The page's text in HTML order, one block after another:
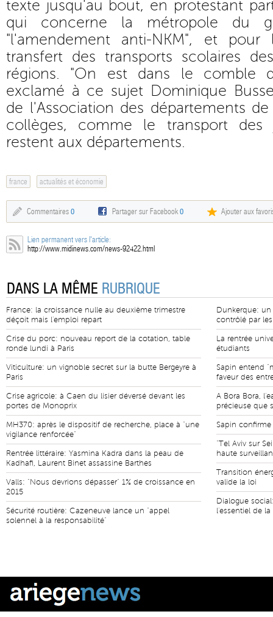
texte jusqu'au bout, en protestant
qui concerne la métropole du
"l'amendement anti-NKM", et
transfert des transports scolaires
régions. "On est dans le comble
exclamé à ce sujet Dominique
de l'Association des départements
collèges, comme le transport des
restent aux départements.
france actualités et économie
Commentaires 0 Partager sur Facebook0 Ajouter aux
Lien permanent vers l'article:
http://www.midinews.com/news-92422.html
DANS LA MÊME RUBRIQUE
France: la croissance nulle au deuxième trimestre
déçoit mais l'emploi repart
Crise du porc: nouveau report de la cotation, table
ronde lundi à Paris
Viticulture: un vignoble secret sur la butte Bergeyre à
Paris
Crise agricole: à Caen du lisier déversé devant les
portes de Monoprix
MH370: après le dispositif de recherche, place à "une
vigilance renforcée"
Rentrée littéraire: Yasmina Kadra dans la peau de
Kadhafi, Laurent Binet assassine Barthes
Valls: "Nous devrions dépasser" 1% de croissance en
2015
Sécurité routière: Cazeneuve lance un "appel
solennel à la responsabilité"
Dunkerque: un
contrôlé par
La rentrée
étudiants
Sapin entend
faveur des
A Bora Bora,
précieuse que
Sapin
"Tel Aviv sur
haute
Transition
valide la loi
Dialogue
l'essentiel de